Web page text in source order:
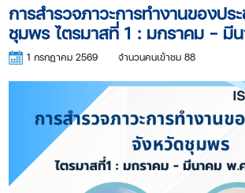
การสำรวจภาวะการทำงานของปร
ชุมพร ไตรมาสที่ 1 : มกราคม - มี
1 กรกฎาคม 2569 จำนวนคนเข้าชม 88